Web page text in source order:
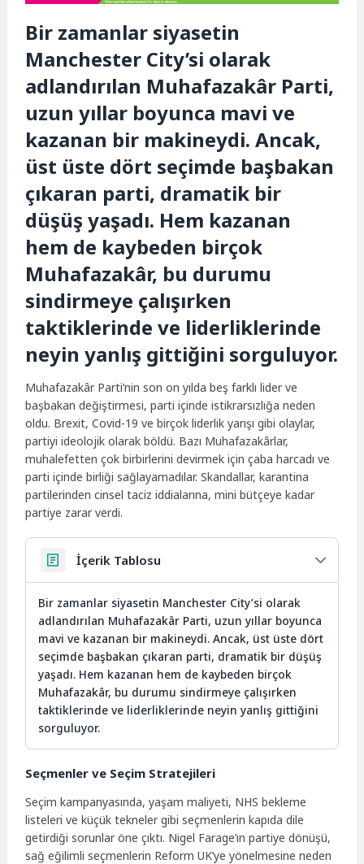
Bir zamanlar siyasetin
Manchester City’si olarak
adlandırılan Muhafazakâr Parti,
uzun yıllar boyunca mavi ve
kazanan bir makineydi. Ancak,
üst üste dört seçimde başbakan
çıkaran parti, dramatik bir
düşüş yaşadı. Hem kazanan
hem de kaybeden birçok
Muhafazakâr, bu durumu
sindirmeye çalışırken
taktiklerinde ve liderliklerinde
neyin yanlış gittiğini sorguluyor.
Muhafazakâr Parti’nin son on yılda beş farklı lider ve
başbakan değiştirmesi, parti içinde istikrarsızlığa neden
oldu. Brexit, Covid-19 ve birçok liderlik yarışı gibi olaylar,
partiyi ideolojik olarak böldü. Bazı Muhafazakârlar,
muhalefetten çok birbirlerini devirmek için çaba harcadı ve
parti içinde birliği sağlayamadılar. Skandallar, karantina
partilerinden cinsel taciz iddialarına, mini bütçeye kadar
partiye zarar verdi.
İçerik Tablosu
Bir zamanlar siyasetin Manchester City’si olarak
adlandırılan Muhafazakâr Parti, uzun yıllar boyunca
mavi ve kazanan bir makineydi. Ancak, üst üste dört
seçimde başbakan çıkaran parti, dramatik bir düşüş
yaşadı. Hem kazanan hem de kaybeden birçok
Muhafazakâr, bu durumu sindirmeye çalışırken
taktiklerinde ve liderliklerinde neyin yanlış gittiğini
sorguluyor.
Seçmenler ve Seçim Stratejileri
Seçim kampanyasında, yaşam maliyeti, NHS bekleme
listeleri ve küçük tekneler gibi seçmenlerin kapıda dile
getirdiği sorunlar öne çıktı. Nigel Farage’ın partiye dönüşü,
sağ eğilimli seçmenlerin Reform UK’ye yönelmesine neden